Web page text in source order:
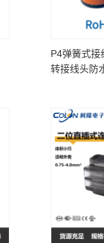
P4弹簧式接
转接线头防